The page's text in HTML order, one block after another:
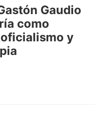
Gaudio
como
y